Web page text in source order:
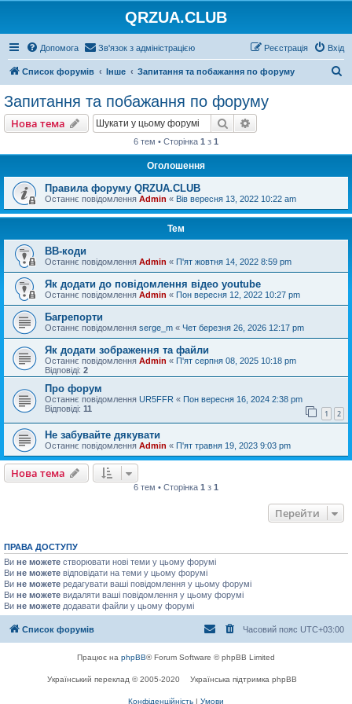
QRZUA.CLUB
Допомога Зв'язок з адміністрацією Вхід
Реєстрація
Список форумів Інше Запитання та побажання по форуму
Запитання та побажання по форуму
Нова тема Пошук
6 тем • Сторінка 1 з 1
Оголошення
Правила форуму QRZUA.CLUB
Останнє повідомлення Admin « Вів вересня 13, 2022 10:22 am
Тем
BB-коди
Останнє повідомлення Admin « П'ят жовтня 14, 2022 8:59 pm
Як додати до повідомлення відео youtube
Останнє повідомлення Admin « Пон вересня 12, 2022 10:27 pm
Багрепорти
Останнє повідомлення serge_m « Чет березня 26, 2026 12:17 pm
Як додати зображення та файли
Останнє повідомлення Admin « П'ят серпня 08, 2025 10:18 pm
Відповіді: 2
Про форум
Останнє повідомлення UR5FFR « Пон вересня 16, 2024 2:38 pm
Відповіді: 11 1 2
Не забувайте дякувати
Останнє повідомлення Admin « П'ят травня 19, 2023 9:03 pm
Нова тема
6 тем • Сторінка 1 з 1
Перейти
ПРАВА ДОСТУПУ
Ви не можете створювати нові теми у цьому форумі
Ви не можете відповідати на теми у цьому форумі
Ви не можете редагувати ваші повідомлення у цьому форумі
Ви не можете видаляти ваші повідомлення у цьому форумі
Ви не можете додавати файли у цьому форумі
Список форумів Часовий пояс UTC+03:00
Працює на phpBB® Forum Software © phpBB Limited
Український переклад © 2005-2020 Українська підтримка phpBB
Конфіденційність | Умови